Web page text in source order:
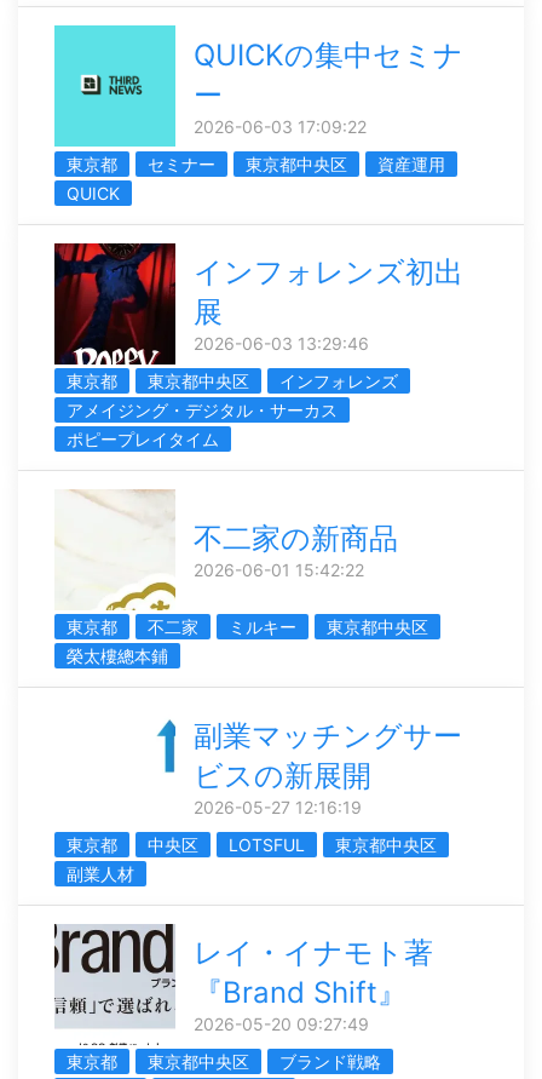
QUICKの集中セミナ
ー
2026-06-03 17:09:22
東京都
セミナー 東京都中央区
資産運用
QUICK
インフォレンズ初出
展
2026-06-03 13:29:46
東京都
東京都中央区
インフォレンズ
アメイジング・デジタル・サーカス
ポピープレイタイム
不二家の新商品
2026-06-01 15:42:22
東京都 不二家 ミルキー
東京都中央区
榮太樓總本鋪
副業マッチングサー
ビスの新展開
2026-05-27 12:16:19
東京都
中央区 LOTSFUL
東京都中央区
副業人材
レイ・イナモト著
『Brand Shift』
2026-05-20 09:27:49
東京都
東京都中央区
ブランド戦略